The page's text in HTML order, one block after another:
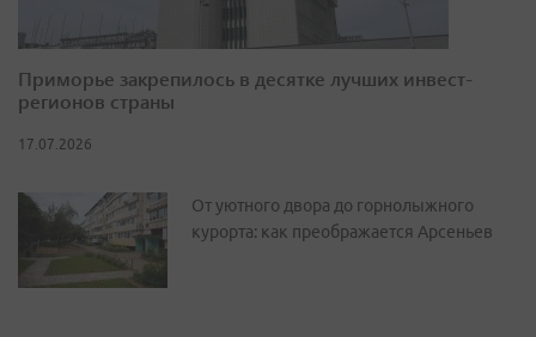
Приморье закрепилось в десятке лучших инвест-
регионов страны
17.07.2026
От уютного двора до горнолыжного
курорта: как преображается Арсеньев